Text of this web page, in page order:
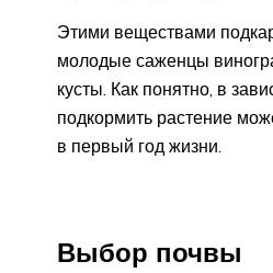
Этими веществами
молодые саженцы
кусты. Как понятно, в
подкормить растение
в первый год жизни.
Выбор почвы